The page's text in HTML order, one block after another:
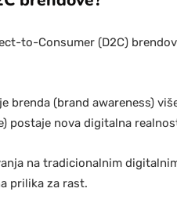
to-Consumer (D2C)
brenda (brand awareness)
postaje nova digitalna
na tradicionalnim
prilika za rast.